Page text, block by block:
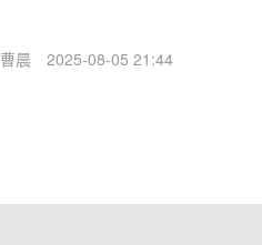
曹晨 2025-08-05 21:44